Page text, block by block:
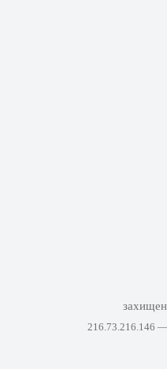
216.73.216.146 —